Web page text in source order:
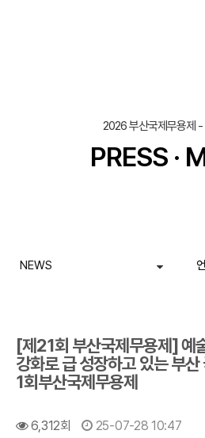
2026 부산국제무용제 -
PRESS ·
NEWS
[제21회 부산국제무용제] 예
강화로 급 성장하고 있는 부
1회부산국제무용제
6,312회 25-07-28 10:47